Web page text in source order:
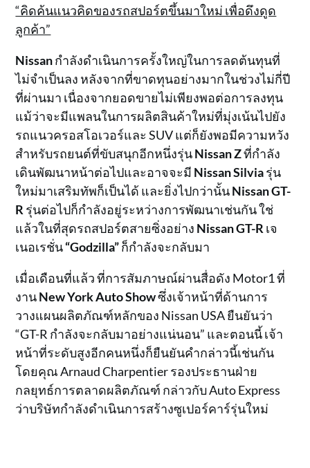
“คิดค้นแนวคิดของรถสปอร์ตขึ้นมาใหม่ เพื่อดึงดูด
ลูกค้า”
Nissanกำลังดำเนินการครั้งใหญ่ในการลดต้นทุนที่
ไม่จำเป็นลง หลังจากที่ขาดทุนอย่างมากในช่วงไม่กี่ปี
ที่ผ่านมา เนื่องจากยอดขายไม่เพียงพอต่อการลงทุน
แม้ว่าจะมีแพลนในการผลิตสินค้าใหม่ที่มุ่งเน้นไปยัง
รถแนวครอสโอเวอร์และ SUV แต่ก็ยังพอมีความหวัง
สำหรับรถยนต์ที่ขับสนุกอีกหนึ่งรุ่นNissan Zที่กำลัง
เดินพัฒนาหน้าต่อไปและอาจจะมี Nissan Silviaรุ่น
ใหม่มาเสริมทัพก็เป็นได้ และยิ่งไปกว่านั้นNissan GT-
R รุ่นต่อไปก็กำลังอยู่ระหว่างการพัฒนาเช่นกัน ใช่
แล้วในที่สุดรถสปอร์ตสายซิ่งอย่าง Nissan GT-R เจ
เนอเรชั่น“Godzilla”ก็กำลังจะกลับมา
เมื่อเดือนที่แล้ว ที่การสัมภาษณ์ผ่านสื่อดัง Motor1 ที่
งานNew York Auto Showซึ่งเจ้าหน้าที่ด้านการ
วางแผนผลิตภัณฑ์หลักของ Nissan USA ยืนยันว่า
“GT-R กำลังจะกลับมาอย่างแน่นอน” และตอนนี้ เจ้า
หน้าที่ระดับสูงอีกคนหนึ่งก็ยืนยันคำกล่าวนี้เช่นกัน
โดยคุณ Arnaud Charpentier รองประธานฝ่าย
กลยุทธ์การตลาดผลิตภัณฑ์ กล่าวกับ Auto Express
ว่าบริษัทกำลังดำเนินการสร้างซูเปอร์คาร์รุ่นใหม่